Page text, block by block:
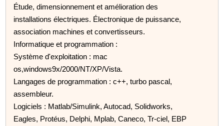
Étude, dimensionnement et amélioration des
installations électriques. Électronique de puissance,
association machines et convertisseurs.
Informatique et programmation :
Système d'exploitation : mac
os,windows9x/2000/NT/XP/Vista.
Langages de programmation : c++, turbo pascal,
assembleur.
Logiciels : Matlab/Simulink, Autocad, Solidworks,
Eagles, Protéus, Delphi, Mplab, Caneco, Tr-ciel, EBP